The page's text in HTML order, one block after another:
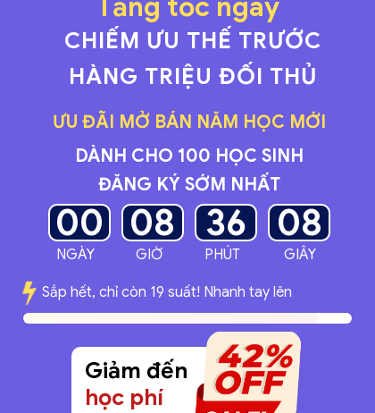
ƯU ĐÃI MỞ BÁN NĂM HỌC MỚI
00 08 36 07
NGÀY GIỜ PHÚT GIÂY
DÀNH CHO 100 HỌC SINH
ĐĂNG KÝ SỚM NHẤT
Sắp hết, chỉ còn 19 suất! Nhanh tay lên
CHIẾM ƯU THẾ TRƯỚC
HÀNG TRIỆU ĐỐI THỦ
Tăng tốc ngay
Giảm đến
học phí